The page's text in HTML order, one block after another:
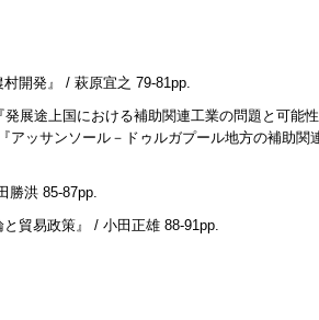
開発』 / 萩原宜之 79-81pp.
展途上国における補助関連工業の問題と可能
アッサンソール－ドゥルガプール地方の補助
勝洪 85-87pp.
と貿易政策』 / 小田正雄 88-91pp.